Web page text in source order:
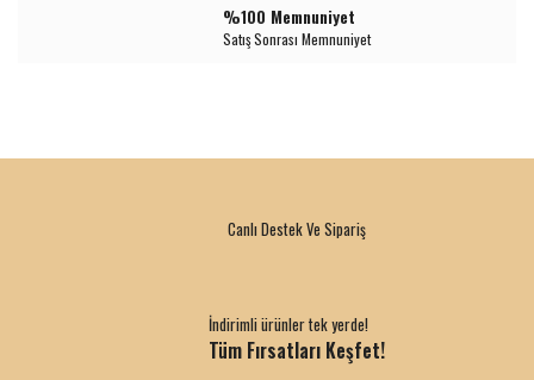
%100 Memnuniyet
Satış Sonrası Memnuniyet
Canlı Destek Ve Sipariş
İndirimli ürünler tek yerde!
Tüm Fırsatları Keşfet!